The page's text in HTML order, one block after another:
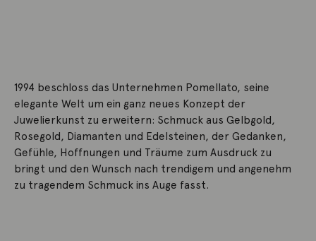
1994 beschloss das Unternehmen Pomellato, seine
elegante Welt um ein ganz neues Konzept der
Juwelierkunst zu erweitern: Schmuck aus Gelbgold,
Rosegold, Diamanten und Edelsteinen, der Gedanken,
Gefühle, Hoffnungen und Träume zum Ausdruck zu
bringt und den Wunsch nach trendigem und angenehm
zu tragendem Schmuck ins Auge fasst.